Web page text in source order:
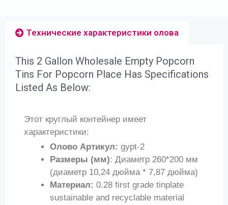
Технические характеристики олова
This 2 Gallon Wholesale Empty Popcorn
Tins For Popcorn Place Has Specifications
Listed As Below:
Этот круглый контейнер имеет
характеристики:
Олово Артикул: gypt-2
Размеры (мм): Диаметр 260*200 мм
(диаметр 10,24 дюйма * 7,87 дюйма)
Материал: 0.28 first grade tinplate
sustainable and recyclable material